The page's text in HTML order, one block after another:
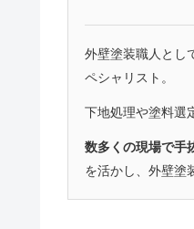
外壁塗装職人とし
ペシャリスト。
下地処理や塗料選
数多くの現場で手
を活かし、外壁塗